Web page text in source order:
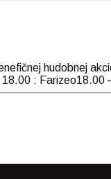
hudobnej
: Farizeo18.00